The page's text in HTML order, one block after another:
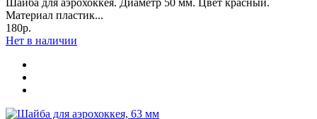
Материал пластик...
180р.
Нет в наличии